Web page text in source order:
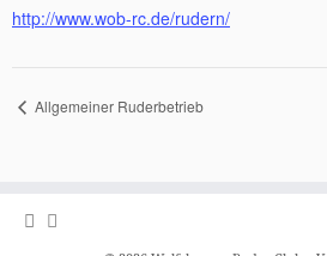
http://www.wob-rc.de/rudern/
Allgemeiner Ruderbetrieb